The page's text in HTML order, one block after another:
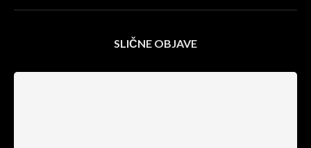
SLIČNE OBJAVE